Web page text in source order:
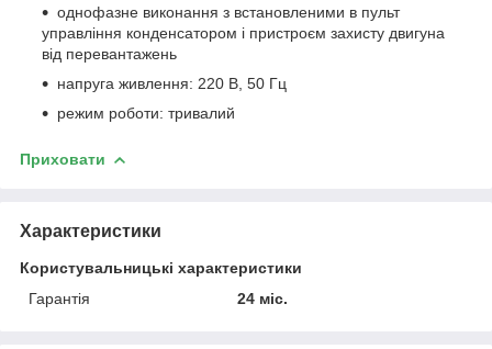
однофазне виконання з встановленими в пульт
управління конденсатором і пристроєм захисту двигуна
від перевантажень
напруга живлення: 220 В, 50 Гц
режим роботи: тривалий
Приховати
Характеристики
Користувальницькі характеристики
Гарантія
24 міс.